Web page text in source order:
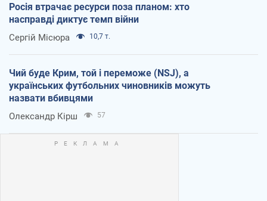
Росія втрачає ресурси поза планом: хто
насправді диктує темп війни
Сергій Місюра 10,7 т.
Чий буде Крим, той і переможе (NSJ), а
українських футбольних чиновників можуть
назвати вбивцями
Олександр Кірш 57